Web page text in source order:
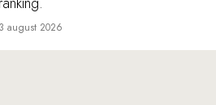
3 august 2026